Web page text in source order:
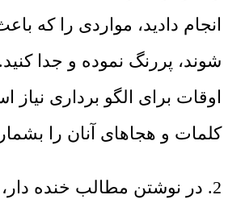
انجام دادید، مواردی را که
شوند، پررنگ نموده و جدا
اوقات برای الگو برداری نیاز
کلمات و هجاهای آنان را
2. در نوشتن مطالب خنده